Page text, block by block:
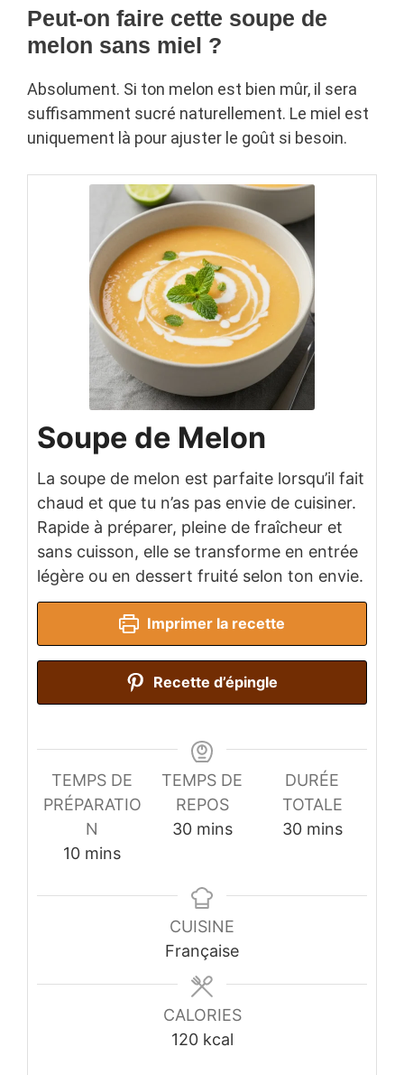
Peut-on faire cette soupe de
melon sans miel ?
Absolument. Si ton melon est bien mûr, il sera
suffisamment sucré naturellement. Le miel est
uniquement là pour ajuster le goût si besoin.
Soupe de Melon
La soupe de melon est parfaite lorsqu’il fait
chaud et que tu n’as pas envie de cuisiner.
Rapide à préparer, pleine de fraîcheur et
sans cuisson, elle se transforme en entrée
légère ou en dessert fruité selon ton envie.
Imprimer la recette
Recette d’épingle
TEMPS DE
PRÉPARATIO
N
10minutes
mins
TEMPS DE
REPOS
30minutes
mins
DURÉE
TOTALE
30minutes
mins
CUISINE
Française
CALORIES
120 kcal